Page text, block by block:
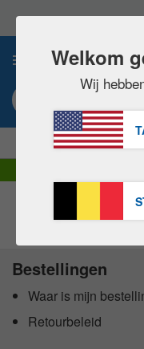
op:
Deze
bevat
BESPAAR 15% NU!
DHL
Bestellingen
Waar is mijn
Retourbeleid
Welkom
Wij